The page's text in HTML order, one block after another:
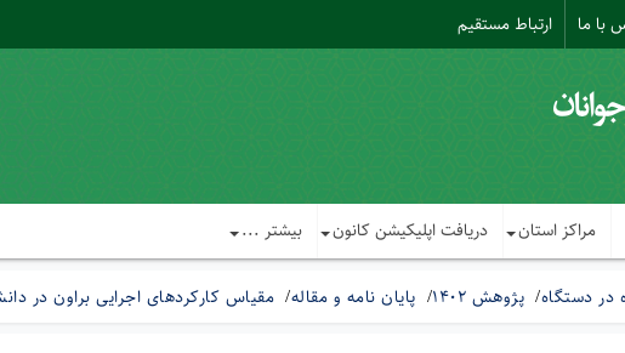
با ما ارتباط مستقیم
مراکز استان دریافت اپلیکیشن کانون بیشتر ...
دستگاه پژوهش 1402 پایان نامه و مقاله مقیاس کارکردهای اجرایی براون در